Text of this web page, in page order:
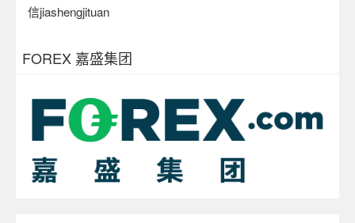
信jiashengjituan
FOREX 嘉盛集团